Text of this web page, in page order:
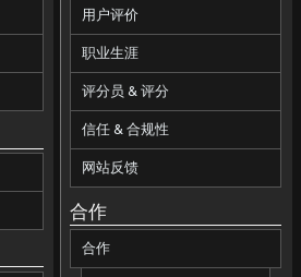
用户评价
职业生涯
评分员 & 评分
信任 & 合规性
网站反馈
合作
合作